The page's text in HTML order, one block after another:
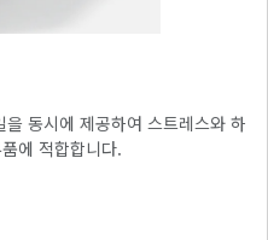
동시에 제공하여 스트레스와 하
에 적합합니다.